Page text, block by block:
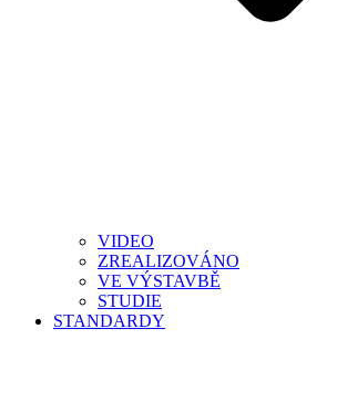
VIDEO
ZREALIZOVÁNO
VE VÝSTAVBĚ
STUDIE
STANDARDY